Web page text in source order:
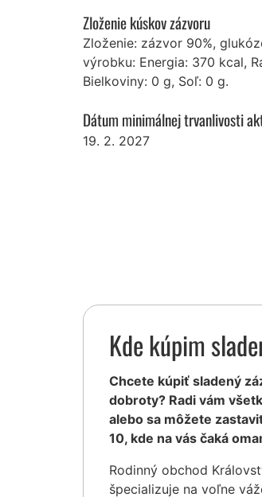
Zloženie kúskov zázvoru
Zloženie: zázvor 90%,
výrobku: Energia: 370 kcal,
Bielkoviny: 0 g, Soľ: 0 g.
Dátum minimálnej trvanlivosti
19. 2. 2027
Kde kúpim
Chcete kúpiť sladený
dobroty? Radi vám
alebo sa môžete
10, kde na vás čaká
Rodinný obchod
špecializuje na voľne